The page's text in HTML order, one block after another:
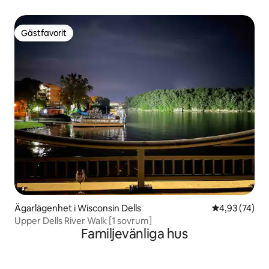
Gästfavorit
Gästfavorit
Ägarlägenhet i Wisconsin Dells 4,93 av 5 i
4,93 (74)
Upper Dells River Walk [1 sovrum]
Familjevänliga hus